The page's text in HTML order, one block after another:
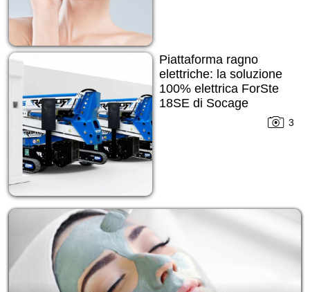
Piattaforma ragno
elettriche: la soluzione
100% elettrica ForSte
18SE di Socage
3